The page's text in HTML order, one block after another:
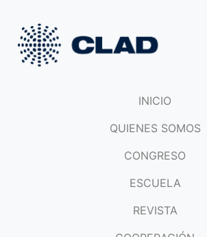
INICIO
QUIENES SOMOS
CONGRESO
ESCUELA
REVISTA